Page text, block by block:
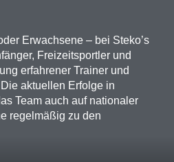
Erwachsene – bei Steko’s
Freizeitsportler und
erfahrener Trainer und
aktuellen Erfolge in
Team auch auf nationaler
regelmäßig zu den